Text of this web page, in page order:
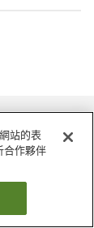
Phu Quoc
站的表
合作夥伴